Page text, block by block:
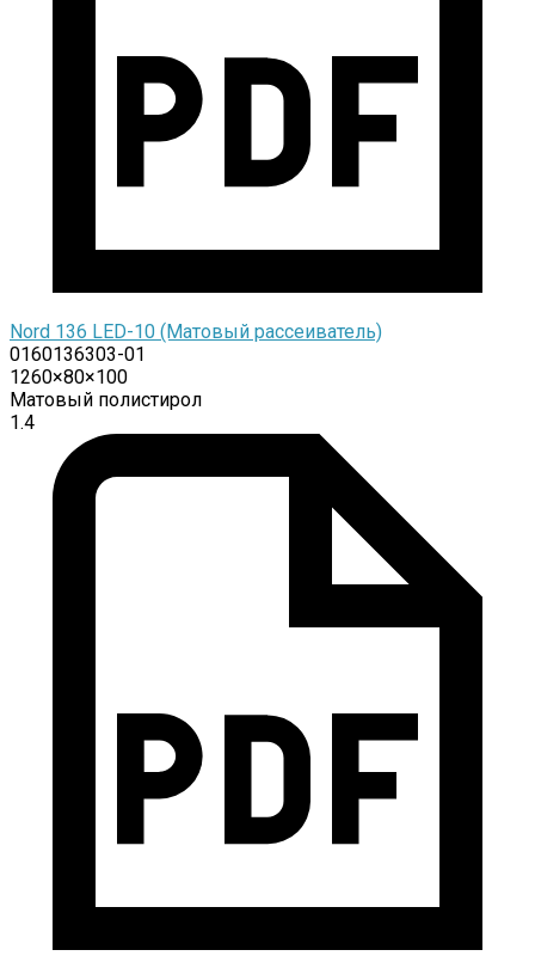
Nord 136 LED-10 (Матовый рассеиватель)
0160136303-01
1260×80×100
Матовый полистирол
1.4